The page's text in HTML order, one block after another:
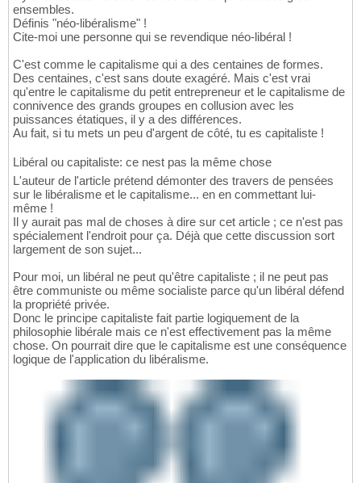
ensembles.
Définis "néo-libéralisme" !
Cite-moi une personne qui se revendique néo-libéral !
C'est comme le capitalisme qui a des centaines de formes.
Des centaines, c'est sans doute exagéré. Mais c'est vrai
qu'entre le capitalisme du petit entrepreneur et le capitalisme de
connivence des grands groupes en collusion avec les
puissances étatiques, il y a des différences.
Au fait, si tu mets un peu d'argent de côté, tu es capitaliste !
Libéral ou capitaliste: ce nest pas la même chose
L'auteur de l'article prétend démonter des travers de pensées
sur le libéralisme et le capitalisme... en en commettant lui-
même !
Il y aurait pas mal de choses à dire sur cet article ; ce n'est pas
spécialement l'endroit pour ça. Déjà que cette discussion sort
largement de son sujet...
Pour moi, un libéral ne peut qu'être capitaliste ; il ne peut pas
être communiste ou même socialiste parce qu'un libéral défend
la propriété privée.
Donc le principe capitaliste fait partie logiquement de la
philosophie libérale mais ce n'est effectivement pas la même
chose. On pourrait dire que le capitalisme est une conséquence
logique de l'application du libéralisme.